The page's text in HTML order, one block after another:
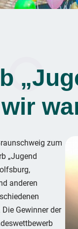
zum
„Jugend
anderen
Gewinner der